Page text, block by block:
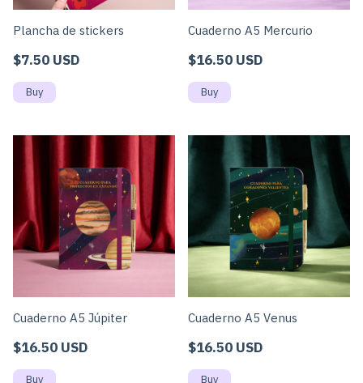
Plancha de stickers
$7.50 USD
Cuaderno A5 Mercurio
$16.50 USD
Cuaderno A5 Júpiter
$16.50 USD
Cuaderno A5 Venus
$16.50 USD